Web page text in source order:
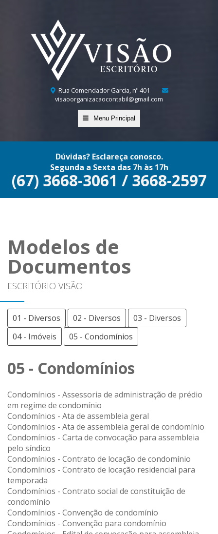
Rua Comendador Garcia, nº 401
visaoorganizacaocontabil@gmail.com
Menu Principal
Dúvidas? Esclareça conosco.
Segunda a Sexta das 7h às 17h
(67) 3668-3061 / 3668-2597
Modelos de
Documentos
ESCRITÓRIO VISÃO
01 - Diversos 02 - Diversos
03 - Diversos
04 - Imóveis
05 - Condomínios
05 - Condomínios
Condomínios - Assessoria de administração de prédio
em regime de condomínio
Condomínios - Ata de assembleia geral
Condomínios - Ata de assembleia geral de condomínio
Condomínios - Carta de convocação para assembleia
pelo síndico
Condomínios - Contrato de locação de condomínio
Condomínios - Contrato de locação residencial para
temporada
Condomínios - Contrato social de constituição de
condomínio
Condomínios - Convenção de condomínio
Condomínios - Convenção para condomínio